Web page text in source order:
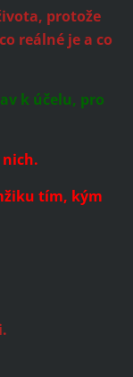
protože
reálné je a co
k účelu, pro
tím, kým